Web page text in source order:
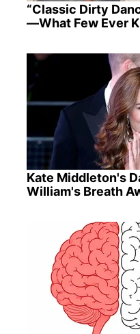
“Classic Dirty
—What Few Ever
Kate Middleton's
William's Breath